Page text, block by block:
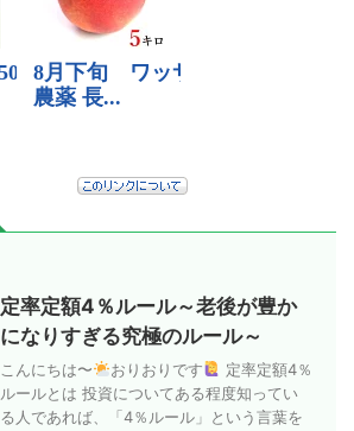
定率定額4％ルール～老後が豊か
になりすぎる究極のルール～
こんにちは〜 おりおりです
定率定額4％
ルールとは 投資についてある程度知ってい
る人であれば、「4％ルール」という言葉を